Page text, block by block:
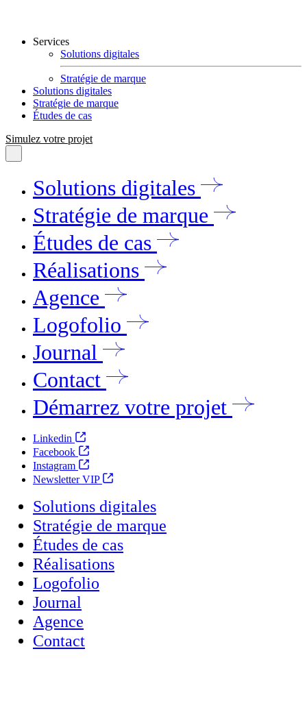
Services
Solutions digitales
Stratégie de marque
Solutions digitales
Stratégie de marque
Études de cas
Simulez votre projet
Solutions digitales
Stratégie de marque
Études de cas
Réalisations
Agence
Logofolio
Journal
Contact
Démarrez votre projet
Linkedin
Facebook
Instagram
Newsletter VIP
Solutions digitales
Stratégie de marque
Études de cas
Réalisations
Logofolio
Journal
Agence
Contact